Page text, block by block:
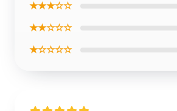
★★★☆☆
★★☆☆☆
★☆☆☆☆